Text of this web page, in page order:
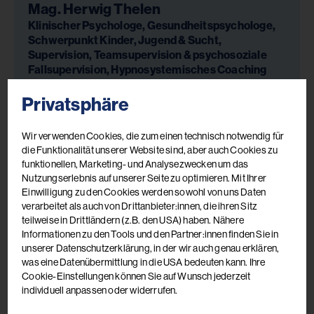
Mag. Herwig Thelen
Klinischer Psychologe, Gesundheitspsychologe,
Schwerpunkt Kinder, Jugend & Sucht,
Supervision, Teamsupervision & psychosoziale
Fallsupervision, Hypnosystemisches Coaching
Privatsphäre
Wir verwenden Cookies, die zum einen technisch notwendig für
die Funktionalität unserer Website sind, aber auch Cookies zu
funktionellen, Marketing- und Analysezwecken um das
Nutzungserlebnis auf unserer Seite zu optimieren. Mit Ihrer
Einwilligung zu den Cookies werden sowohl von uns Daten
verarbeitet als auch von Drittanbieter:innen, die ihren Sitz
teilweise in Drittländern (z.B. den USA) haben. Nähere
Informationen zu den Tools und den Partner:innen finden Sie in
unserer Datenschutzerklärung, in der wir auch genau erklären,
was eine Datenübermittlung in die USA bedeuten kann. Ihre
Cookie-Einstellungen können Sie auf Wunsch jederzeit
individuell anpassen oder widerrufen.